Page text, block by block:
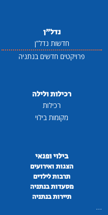
נדל"ן
חדשות נדל"ן
פרויקטים חדשים בנתניה
רכילות ולילה
רכילות
מקומות בילוי
בילוי ופנאי
הצגות ואירועים
תרבות לילדים
מסעדות בנתניה
תיירות בנתניה
...